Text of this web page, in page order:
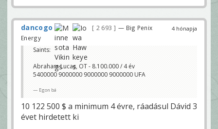
4 hónapja
dancogo 2 693
— Big Penix
Energy
Saints:
Abraham Lucas, OT - 8.100.000 / 4 év
5400000 9000000 9000000 9000000 UFA
Egon bá
10 122 500 $ a minimum 4 évre, ráadásul Dávid 3
évet hirdetett ki